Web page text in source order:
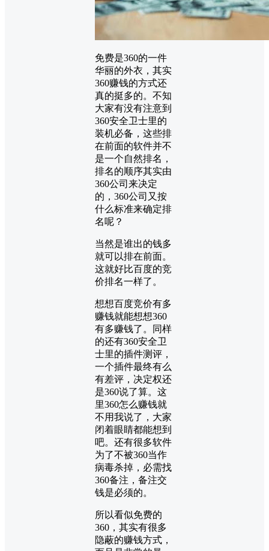
免费是360的一件
华丽的外衣，其实
360赚钱的方式还
真的挺多的。不知
大家有没有注意到
360安全卫士里的
装机必备，这些排
在前面的软件并不
是一个自然排名，
排名的顺序其实由
360公司来决定
的，360公司又按
什么标准来确定排
名呢？
当然是谁出的钱多
就可以排在前面。
这就好比百度的竞
价排名一样了。
想想百度竞价有多
赚钱就能想想360
有多赚钱了。同样
的还有360安全卫
士里的插件测评，
一个插件最终有么
有差评，决定权还
是360说了算。这
里360怎么赚钱就
不用我说了，大家
闭着眼睛都能想到
吧。还有很多软件
为了不被360当作
病毒杀掉，必需找
360备注，备注交
钱是必须的。
所以看似免费的
360，其实有很多
隐蔽的赚钱方式，